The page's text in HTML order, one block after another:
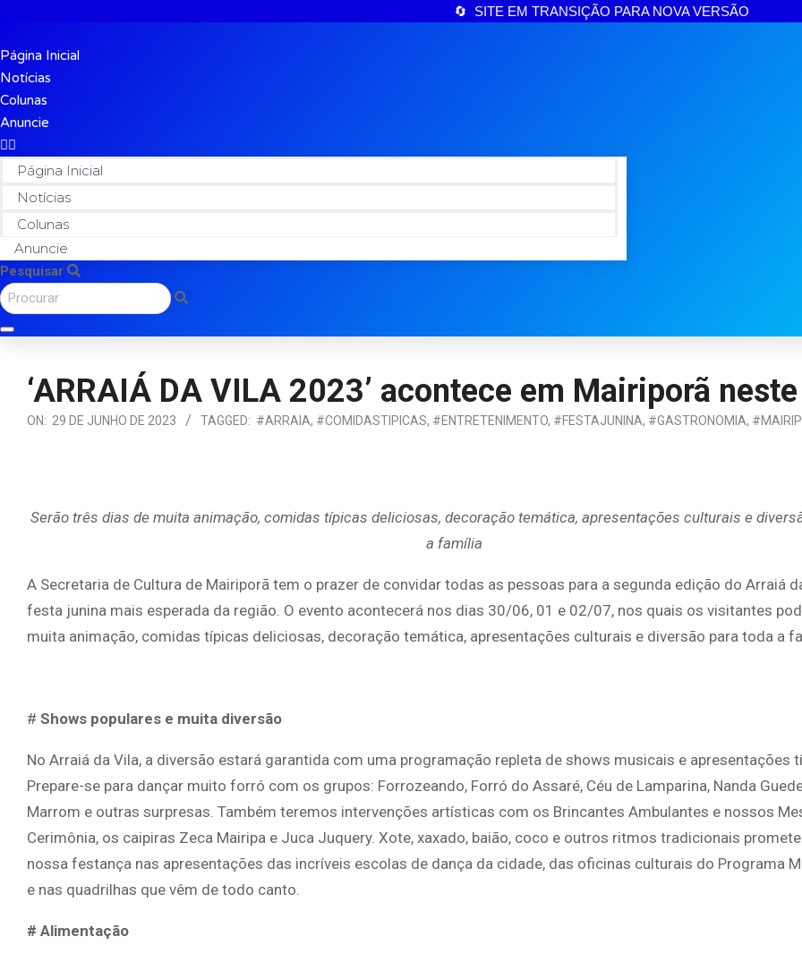
🔄 SITE EM TRANSIÇÃO PARA NOVA VERSÃO
Página Inicial
Notícias
Colunas
Anuncie
Página Inicial
Notícias
Colunas
Anuncie
Pesquisar
‘ARRAIÁ DA VILA 2023’ acontece em Mairiporã
ON: 29 DE JUNHO DE 2023 TAGGED: #ARRAIA, #COMIDASTIPICAS, #ENTRETENIMENTO, #FESTAJUNINA, #GASTRONOMIA,
Serão três dias de muita animação, comidas típicas deliciosas, decoração temática, apresentações culturais e
a família
A Secretaria de Cultura de Mairiporã tem o prazer de convidar todas as pessoas para a segunda edição do Arraiá
festa junina mais esperada da região. O evento acontecerá nos dias 30/06, 01 e 02/07, nos quais os visitantes
muita animação, comidas típicas deliciosas, decoração temática, apresentações culturais e diversão para toda a
# Shows populares e muita diversão
No Arraiá da Vila, a diversão estará garantida com uma programação repleta de shows musicais e apresentações
Prepare-se para dançar muito forró com os grupos: Forrozeando, Forró do Assaré, Céu de Lamparina, Nanda
Marrom e outras surpresas. Também teremos intervenções artísticas com os Brincantes Ambulantes e nossos
Cerimônia, os caipiras Zeca Mairipa e Juca Juquery. Xote, xaxado, baião, coco e outros ritmos tradicionais
nossa festança nas apresentações das incríveis escolas de dança da cidade, das oficinas culturais do Programa
e nas quadrilhas que vêm de todo canto.
# Alimentação